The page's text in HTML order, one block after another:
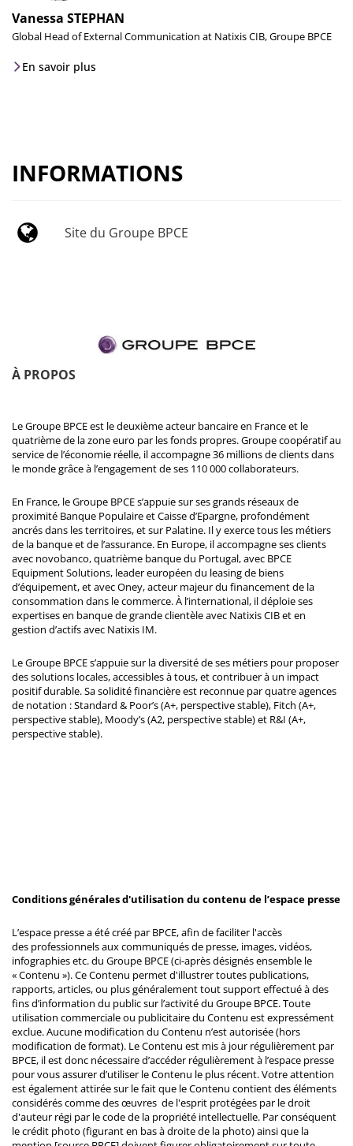
Vanessa STEPHAN
Global Head of External Communication at Natixis CIB, Groupe BPCE
En savoir plus
INFORMATIONS
Site du Groupe BPCE
À PROPOS
Le Groupe BPCE est le deuxième acteur bancaire en France et le
quatrième de la zone euro par les fonds propres. Groupe coopératif au
service de l’économie réelle, il accompagne 36 millions de clients dans
le monde grâce à l’engagement de ses 110 000 collaborateurs.
En France, le Groupe BPCE s’appuie sur ses grands réseaux de
proximité Banque Populaire et Caisse d’Epargne, profondément
ancrés dans les territoires, et sur Palatine. Il y exerce tous les métiers
de la banque et de l’assurance. En Europe, il accompagne ses clients
avec novobanco, quatrième banque du Portugal, avec BPCE
Equipment Solutions, leader européen du leasing de biens
d’équipement, et avec Oney, acteur majeur du financement de la
consommation dans le commerce. À l’international, il déploie ses
expertises en banque de grande clientèle avec Natixis CIB et en
gestion d’actifs avec Natixis IM.
Le Groupe BPCE s’appuie sur la diversité de ses métiers pour proposer
des solutions locales, accessibles à tous, et contribuer à un impact
positif durable. Sa solidité financière est reconnue par quatre agences
de notation : Standard & Poor’s (A+, perspective stable), Fitch (A+,
perspective stable), Moody’s (A2, perspective stable) et R&I (A+,
perspective stable).
Conditions générales d'utilisation du contenu de l’espace presse
L’espace presse a été créé par BPCE, afin de faciliter l'accès
des professionnels aux communiqués de presse, images, vidéos,
infographies etc. du Groupe BPCE (ci-après désignés ensemble le
« Contenu »). Ce Contenu permet d'illustrer toutes publications,
rapports, articles, ou plus généralement tout support effectué à des
fins d’information du public sur l’activité du Groupe BPCE. Toute
utilisation commerciale ou publicitaire du Contenu est expressément
exclue. Aucune modification du Contenu n’est autorisée (hors
modification de format). Le Contenu est mis à jour régulièrement par
BPCE, il est donc nécessaire d’accéder régulièrement à l’espace presse
pour vous assurer d’utiliser le Contenu le plus récent. Votre attention
est également attirée sur le fait que le Contenu contient des éléments
considérés comme des œuvres de l'esprit protégées par le droit
d'auteur régi par le code de la propriété intellectuelle. Par conséquent
le crédit photo (figurant en bas à droite de la photo) ainsi que la